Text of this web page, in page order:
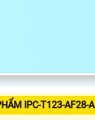
IPC-T123-AF28-A